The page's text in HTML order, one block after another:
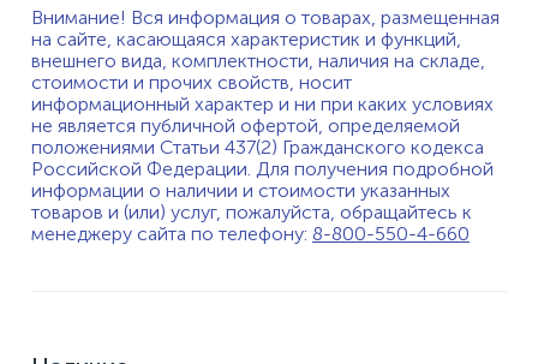
Внимание! Вся информация о товарах, размещенная
на сайте, касающаяся характеристик и функций,
внешнего вида, комплектности, наличия на складе,
стоимости и прочих свойств, носит
информационный характер и ни при каких условиях
не является публичной офертой, определяемой
положениями Статьи 437(2) Гражданского кодекса
Российской Федерации. Для получения подробной
информации о наличии и стоимости указанных
товаров и (или) услуг, пожалуйста, обращайтесь к
менеджеру сайта по телефону: 8-800-550-4-660